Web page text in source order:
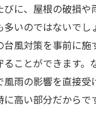
に、屋根の破損や
多いのではないでし
風対策を事前に施
ことができます。
風雨の影響を直接受
高い部分だからで